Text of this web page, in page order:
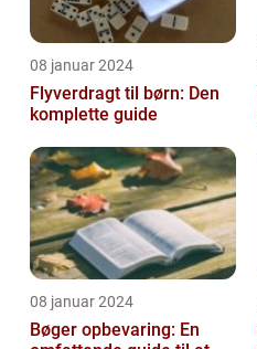
08 januar 2024
Flyverdragt til børn: Den
komplette guide
08 januar 2024
Bøger opbevaring: En